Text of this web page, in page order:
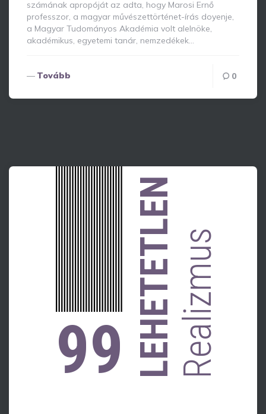
számának apropóját az adta, hogy Marosi Ernő
professzor, a magyar művészettörténet-írás doyenje,
a Magyar Tudományos Akadémia volt alelnöke,
akadémikus, egyetemi tanár, nemzedékek…
Tovább 0
99 LEHETETLENRealizmus